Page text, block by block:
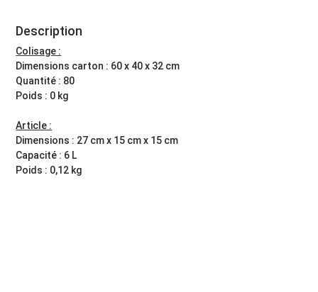
Description
Colisage :
Dimensions carton : 60 x 40 x 32 cm
Quantité : 80
Poids : 0 kg
Article :
Dimensions : 27 cm x 15 cm x 15 cm
Capacité : 6 L
Poids : 0,12 kg